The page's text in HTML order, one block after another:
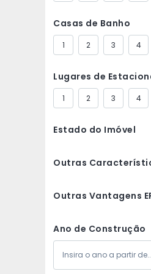
Casas de Banho
1 2 3 4
Lugares de
1 2 3 4
Estado do Imóvel
Outras
Outras Vantagens
Ano de Construção